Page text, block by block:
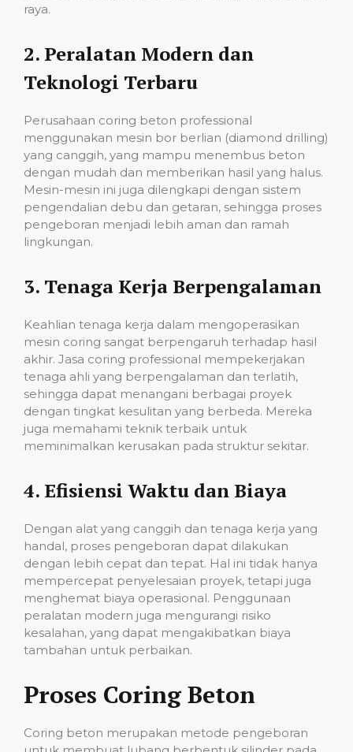
raya.
2. Peralatan Modern dan
Teknologi Terbaru
Perusahaan coring beton professional
menggunakan mesin bor berlian (diamond drilling)
yang canggih, yang mampu menembus beton
dengan mudah dan memberikan hasil yang halus.
Mesin-mesin ini juga dilengkapi dengan sistem
pengendalian debu dan getaran, sehingga proses
pengeboran menjadi lebih aman dan ramah
lingkungan.
3. Tenaga Kerja Berpengalaman
Keahlian tenaga kerja dalam mengoperasikan
mesin coring sangat berpengaruh terhadap hasil
akhir. Jasa coring professional mempekerjakan
tenaga ahli yang berpengalaman dan terlatih,
sehingga dapat menangani berbagai proyek
dengan tingkat kesulitan yang berbeda. Mereka
juga memahami teknik terbaik untuk
meminimalkan kerusakan pada struktur sekitar.
4. Efisiensi Waktu dan Biaya
Dengan alat yang canggih dan tenaga kerja yang
handal, proses pengeboran dapat dilakukan
dengan lebih cepat dan tepat. Hal ini tidak hanya
mempercepat penyelesaian proyek, tetapi juga
menghemat biaya operasional. Penggunaan
peralatan modern juga mengurangi risiko
kesalahan, yang dapat mengakibatkan biaya
tambahan untuk perbaikan.
Proses Coring Beton
Coring beton merupakan metode pengeboran